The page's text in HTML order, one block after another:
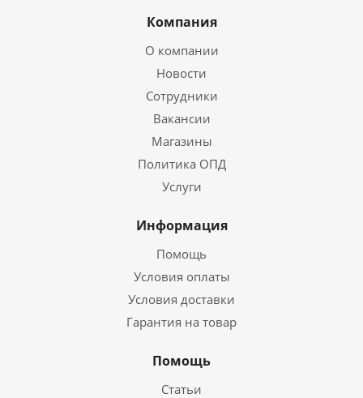
Компания
О компании
Новости
Сотрудники
Вакансии
Магазины
Политика ОПД
Услуги
Информация
Помощь
Условия оплаты
Условия доставки
Гарантия на товар
Помощь
Статьи